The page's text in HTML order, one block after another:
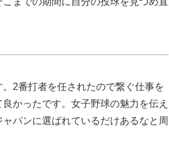
2番打者を任されたので繋ぐ仕事を
かったです。女子野球の魅力を伝え
パンに選ばれているだけあるなと周